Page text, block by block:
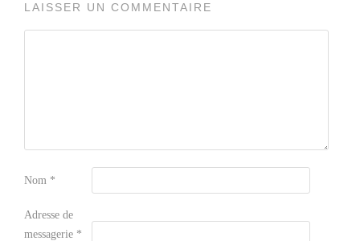
LAISSER UN COMMENTAIRE
Nom *
Adresse de
messagerie *